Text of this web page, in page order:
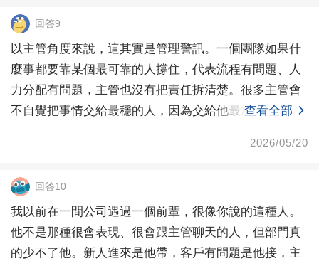
回答9
以主管角度來說，這其實是管理警訊。一個團隊如果什
麼事都要靠某個最可靠的人撐住，代表流程有問題、人
力分配有問題，主管也沒有把責任拆清楚。很多主管會
不自覺把事情交給最穩的人，因為交給他最放心、最省
查看全部
2026/05/20
回答10
我以前在一間公司遇過一個前輩，很像你說的這種人。
他不是那種很會表現、很會跟主管聊天的人，但部門真
的少不了他。新人進來是他帶，客戶有問題是他接，主